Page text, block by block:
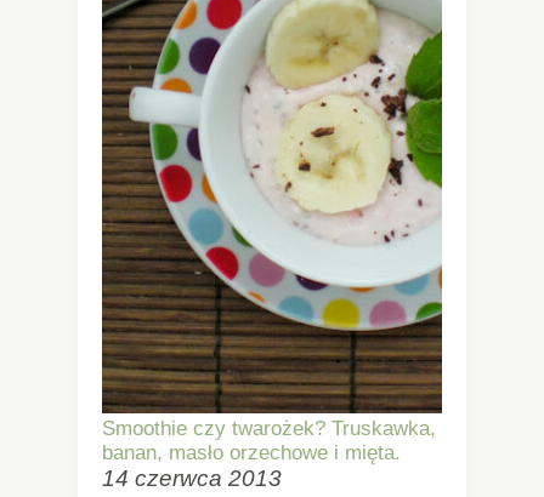
Smoothie czy twarożek? Truskawka,
banan, masło orzechowe i mięta.
14 czerwca 2013